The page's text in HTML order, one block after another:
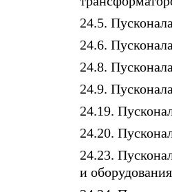
24.5.
24.6.
24.8.
24.9.
24.19.
24.20.
24.23.
и